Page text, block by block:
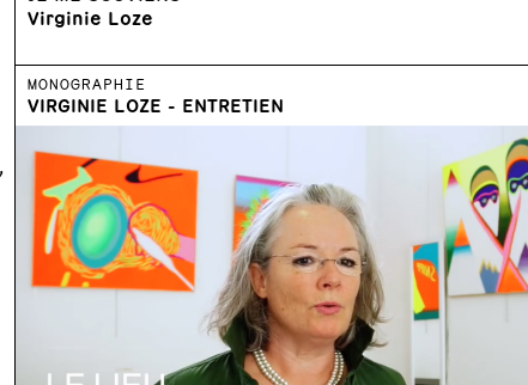
Virginie Loze
MONOGRAPHIE
VIRGINIE LOZE - ENTRETIEN